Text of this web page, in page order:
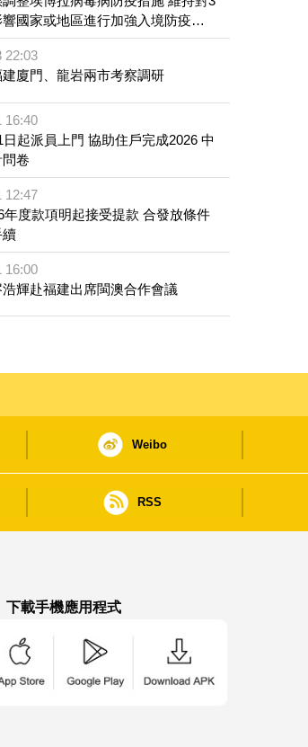
國家或地區進行加強入境防疫措
22:03
廈門、龍岩兩市考察調研
16:40
門 協助住戶完成2026 中
卷
12:47
款項明起接受提款 合發放條件
續
16:00
輝赴福建出席閩澳合作會議
Weibo
RSS
下載手機應用程式